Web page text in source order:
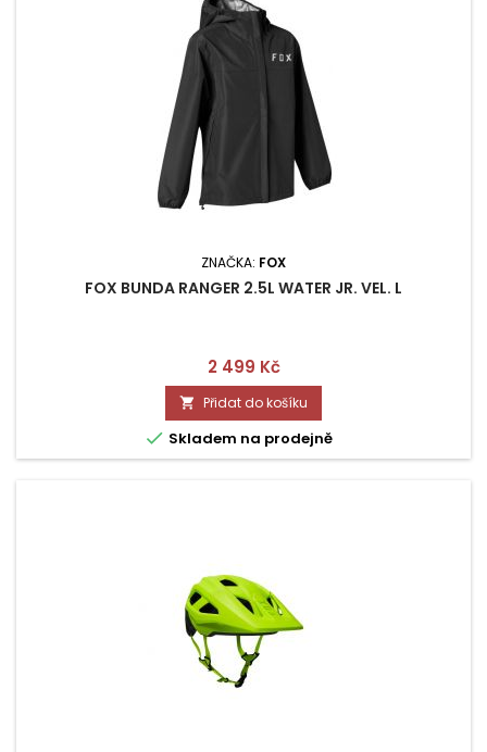
ZNAČKA: FOX
FOX BUNDA RANGER 2.5L WATER JR. VEL. L
Cena
2 499 Kč
 Přidat do košíku
 Skladem na prodejně